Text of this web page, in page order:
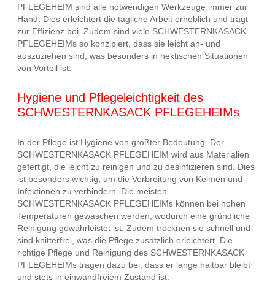
PFLEGEHEIM sind alle notwendigen Werkzeuge immer zur
Hand. Dies erleichtert die tägliche Arbeit erheblich und trägt
zur Effizienz bei. Zudem sind viele SCHWESTERNKASACK
PFLEGEHEIMs so konzipiert, dass sie leicht an- und
auszuziehen sind, was besonders in hektischen Situationen
von Vorteil ist.
Hygiene und Pflegeleichtigkeit des
SCHWESTERNKASACK PFLEGEHEIMs
In der Pflege ist Hygiene von größter Bedeutung. Der
SCHWESTERNKASACK PFLEGEHEIM wird aus Materialien
gefertigt, die leicht zu reinigen und zu desinfizieren sind. Dies
ist besonders wichtig, um die Verbreitung von Keimen und
Infektionen zu verhindern. Die meisten
SCHWESTERNKASACK PFLEGEHEIMs können bei hohen
Temperaturen gewaschen werden, wodurch eine gründliche
Reinigung gewährleistet ist. Zudem trocknen sie schnell und
sind knitterfrei, was die Pflege zusätzlich erleichtert. Die
richtige Pflege und Reinigung des SCHWESTERNKASACK
PFLEGEHEIMs tragen dazu bei, dass er lange haltbar bleibt
und stets in einwandfreiem Zustand ist.